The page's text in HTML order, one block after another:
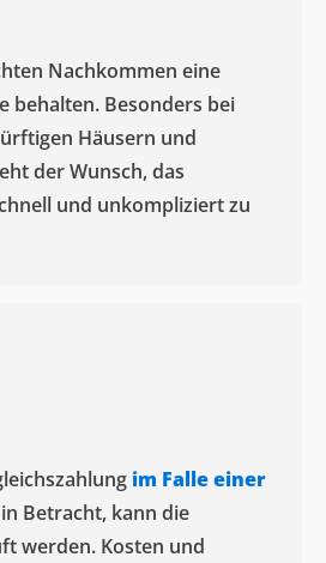
Nachkommen eine
behalten. Besonders bei
Häusern und
der Wunsch, das
und unkompliziert zu
im Falle einer
Betracht, kann die
werden. Kosten und